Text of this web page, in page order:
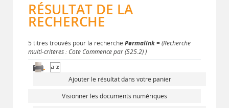
RÉSULTAT DE LA
RECHERCHE
5 titres trouvés pour la recherche Permalink= (Recherche
multi-critères : Cote Commence par (525.2) )
Ajouter le résultat dans votre panier
Visionner les documents numériques